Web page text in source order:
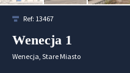
Ref: 13467
Wenecja 1
Wenecja, Stare Miasto